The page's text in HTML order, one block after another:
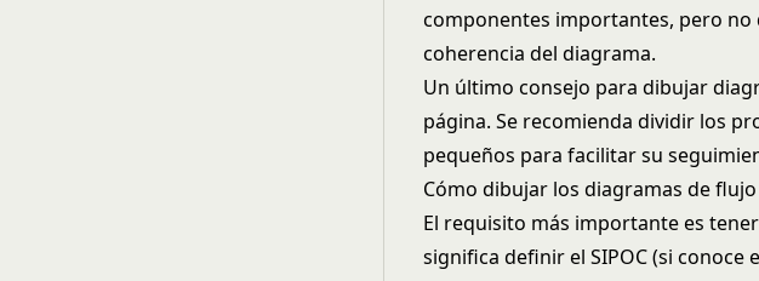
componentes importantes, pero
coherencia del diagrama.
Un último consejo para dibujar
página. Se recomienda dividir los
pequeños para facilitar su
Cómo dibujar los diagramas de flujo
El requisito más importante es
significa definir el SIPOC (si